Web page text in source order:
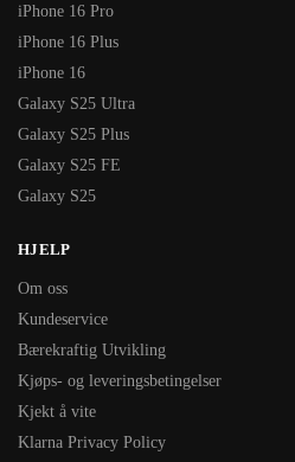
iPhone 16 Pro
iPhone 16 Plus
iPhone 16
Galaxy S25 Ultra
Galaxy S25 Plus
Galaxy S25 FE
Galaxy S25
HJELP
Om oss
Kundeservice
Bærekraftig Utvikling
Kjøps- og leveringsbetingelser
Kjekt å vite
Klarna Privacy Policy